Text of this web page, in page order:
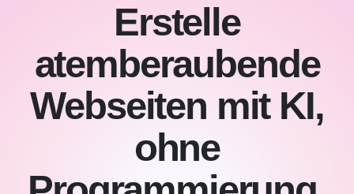
Erstelle
atemberaubende
Webseiten mit KI,
ohne